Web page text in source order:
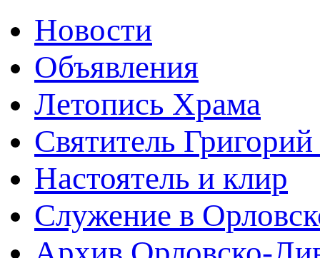
Новости
Объявления
Летопись Храма
Святитель
Настоятель и клир
Служение в